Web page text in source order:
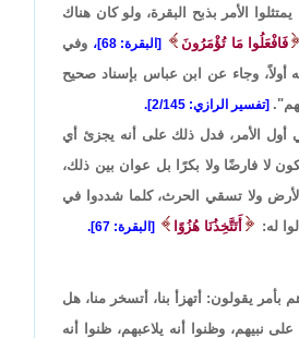
الأمر بذبح البقرة، ولو كان هناك
فَافْعَلُوا مَا تُؤْمَرُونَ [البقرة: 68]،
وفي
أولاً، وجاء عن ابن عباس بإسناد صحيح
[تفسير الرازي: 2/145].
أول الأمر، فدل ذلك على أنه يجزئ أي
تكون لا فارضًا ولا بكرًا بل عوان بين ذلك،
الأرض ولا تسقي الحرث، كلما شددوا في
له:
أَتَتَّخِذُنَا هُزُوًا [البقرة: 67].
بأمر يقولون: أتهزأ بنا، أتسخر منا، هل
نبيهم، وظنوا أنه يلاعبهم، ظنوا أنه